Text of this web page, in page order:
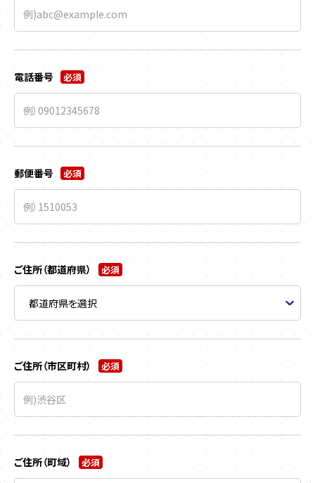
電話番号 必須
郵便番号 必須
ご住所（都道府県） 必須
ご住所（市区町村） 必須
ご住所（町域） 必須